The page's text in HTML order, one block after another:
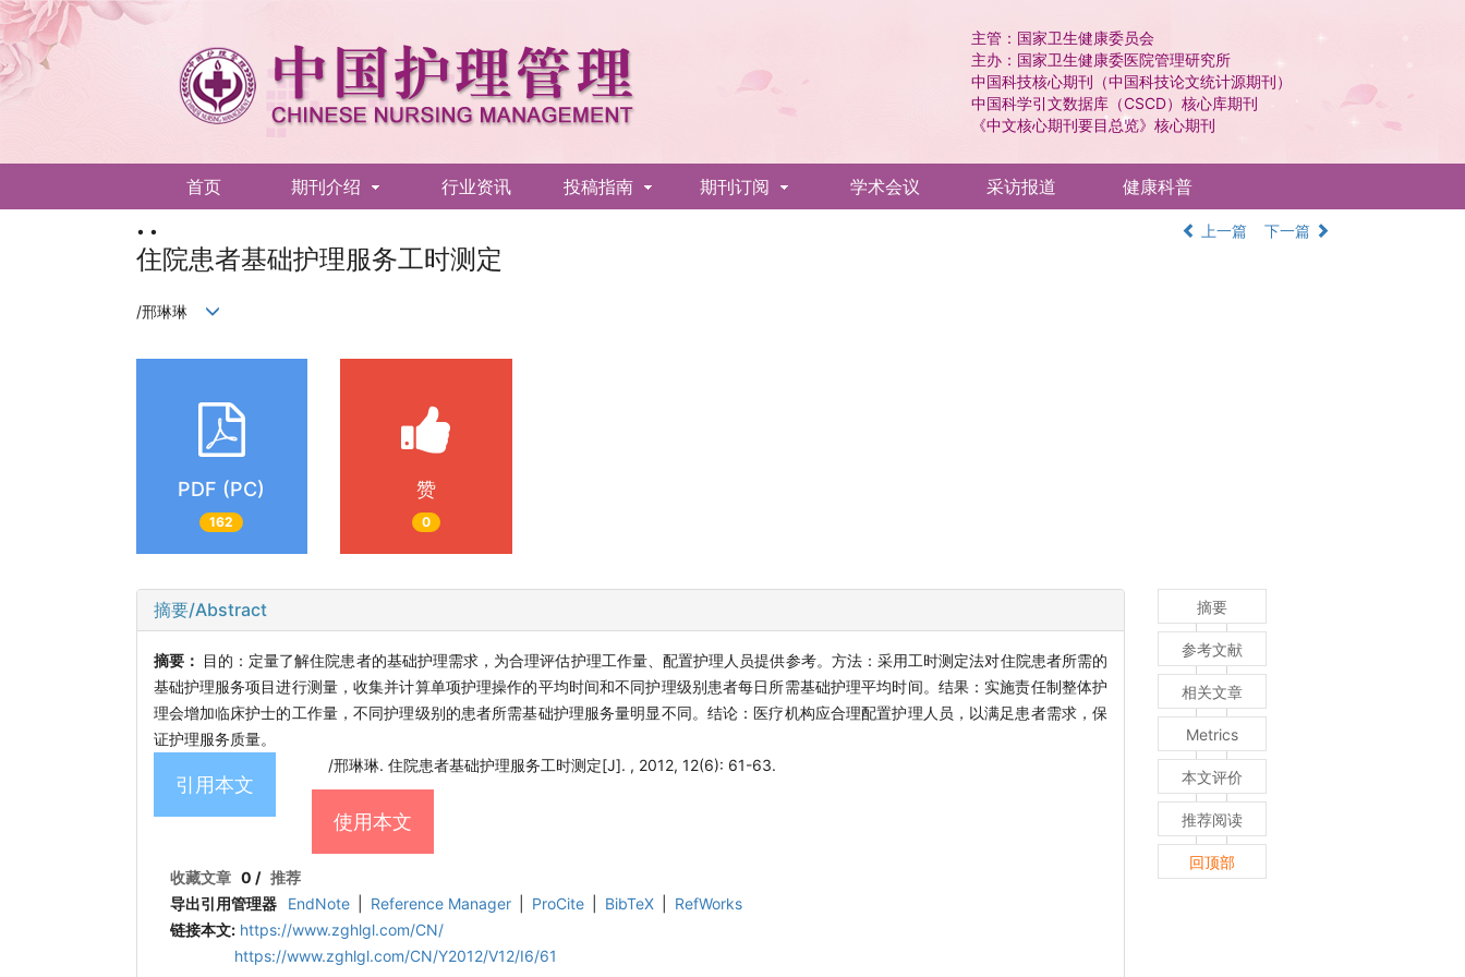
主管：国家卫生健康委员会
主办：国家卫生健康委医院管理研究所
中国科技核心期刊（中国科技论文统计源期刊）
中国科学引文数据库（CSCD）核心库期刊
《中文核心期刊要目总览》核心期刊
首页 期刊介绍 行业资讯 投稿指南 期刊订阅 学术会议 采访报道 健康科普
• • 上一篇 下一篇
住院患者基础护理服务工时测定
/邢琳琳
PDF (PC)
162
赞
0
摘要/Abstract
摘要： 目的：定量了解住院患者的基础护理需求，为合理评估护理工作量、配置护理人员提供参考。方法：采用工时测定法对住院患者所需的
基础护理服务项目进行测量，收集并计算单项护理操作的平均时间和不同护理级别患者每日所需基础护理平均时间。结果：实施责任制整体护
理会增加临床护士的工作量，不同护理级别的患者所需基础护理服务量明显不同。结论：医疗机构应合理配置护理人员，以满足患者需求，保
证护理服务质量。
引用本文
/邢琳琳. 住院患者基础护理服务工时测定[J]. , 2012, 12(6): 61-63.
使用本文
收藏文章 0 /推荐
导出引用管理器
EndNote Reference Manager ProCite BibTeX
RefWorks
链接本文: https://www.zghlgl.com/CN/
https://www.zghlgl.com/CN/Y2012/V12/I6/61
摘要
参考文献
相关文章
Metrics
本文评价
推荐阅读
回顶部